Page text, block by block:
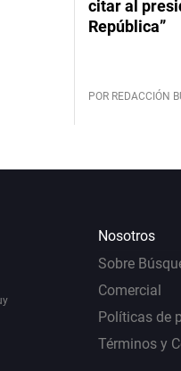
citar al
República”
POR REDACCIÓN
Nosotros
Sobre
Comercial
Políticas de
Términos y